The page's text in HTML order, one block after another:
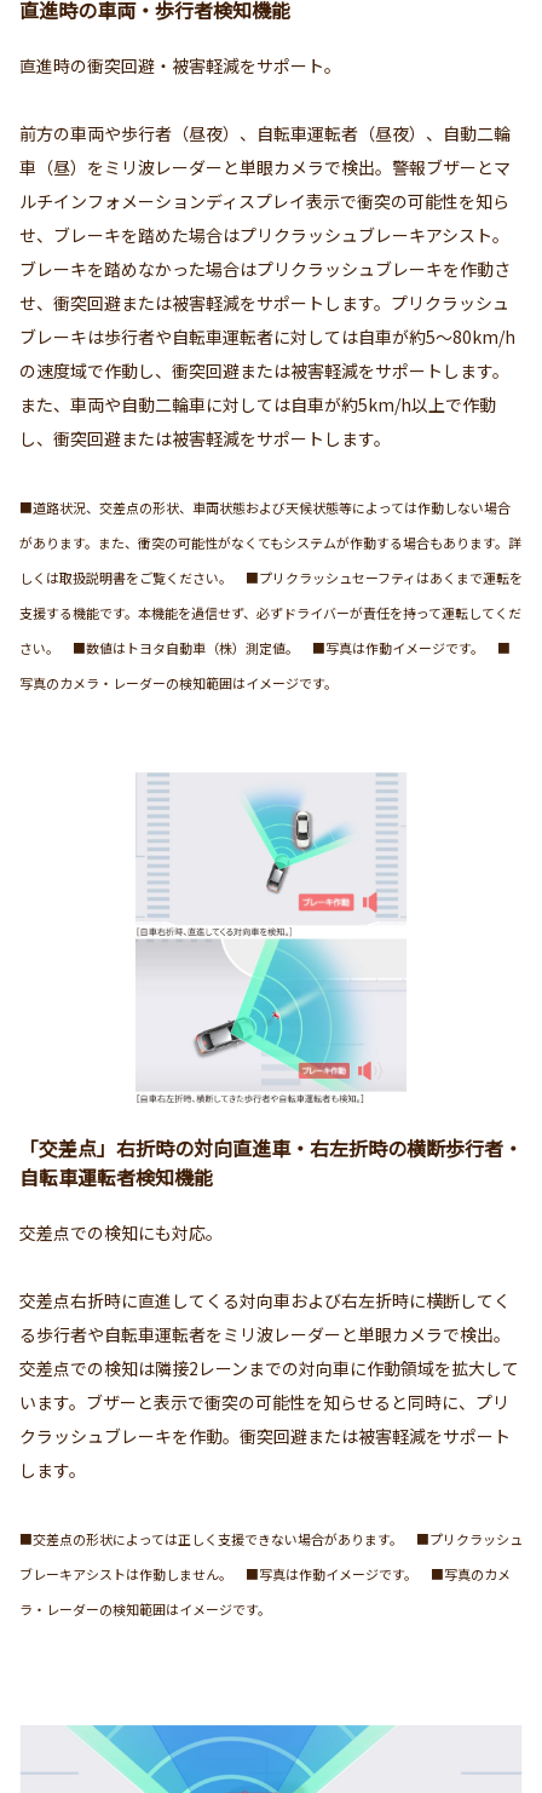
直進時の車両・歩行者検知機能
直進時の衝突回避・被害軽減をサポート。
前方の車両や歩行者（昼夜）、自転車運転者（昼夜）、自動二輪
車（昼）をミリ波レーダーと単眼カメラで検出。警報ブザーとマ
ルチインフォメーションディスプレイ表示で衝突の可能性を知ら
せ、ブレーキを踏めた場合はプリクラッシュブレーキアシスト。
ブレーキを踏めなかった場合はプリクラッシュブレーキを作動さ
せ、衝突回避または被害軽減をサポートします。プリクラッシュ
ブレーキは歩行者や自転車運転者に対しては自車が約5〜80km/h
の速度域で作動し、衝突回避または被害軽減をサポートします。
また、車両や自動二輪車に対しては自車が約5km/h以上で作動
し、衝突回避または被害軽減をサポートします。
■道路状況、交差点の形状、車両状態および天候状態等によっては作動しない場合
があります。また、衝突の可能性がなくてもシステムが作動する場合もあります。詳
しくは取扱説明書をご覧ください。 ■プリクラッシュセーフティはあくまで運転を
支援する機能です。本機能を過信せず、必ずドライバーが責任を持って運転してくだ
さい。 ■数値はトヨタ自動車（株）測定値。 ■写真は作動イメージです。 ■
写真のカメラ・レーダーの検知範囲はイメージです。
「交差点」右折時の対向直進車・右左折時の横断歩行者・
自転車運転者検知機能
交差点での検知にも対応。
交差点右折時に直進してくる対向車および右左折時に横断してく
る歩行者や自転車運転者をミリ波レーダーと単眼カメラで検出。
交差点での検知は隣接2レーンまでの対向車に作動領域を拡大して
います。ブザーと表示で衝突の可能性を知らせると同時に、プリ
クラッシュブレーキを作動。衝突回避または被害軽減をサポート
します。
■交差点の形状によっては正しく支援できない場合があります。 ■プリクラッシュ
ブレーキアシストは作動しません。 ■写真は作動イメージです。 ■写真のカメ
ラ・レーダーの検知範囲はイメージです。